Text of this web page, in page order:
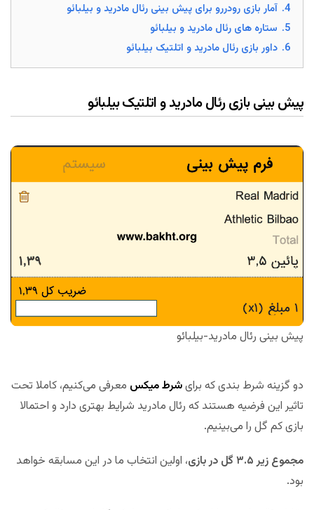
4. آمار بازی رودررو برای پیش بینی رئال مادرید و بیلبائو
5. ستاره های رئال مادرید و بیلبائو
6. داور بازی رئال مادرید و اتلتیک بیلبائو
پیش بینی بازی رئال مادرید و اتلتیک بیلبائو
پیش بینی رئال مادرید-بیلبائو
دو گزینه شرط بندی که برایشرط میکس معرفی می‌کنیم، کاملا تحت
تاثیر این فرضیه هستند که رئال مادرید شرایط بهتری دارد و احتمالا
بازی کم گل را می‌بینیم.
مجموع زیر ۳.۵ گل در بازی
، اولین انتخاب ما در این مسابقه خواهد
بود.